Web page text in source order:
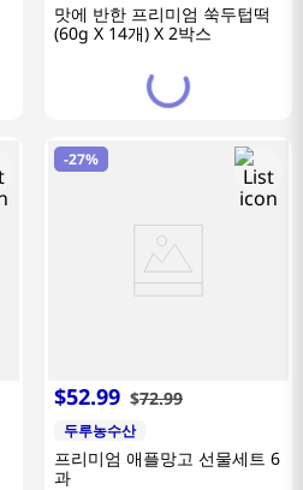
맛에 반한 프리미엄 쑥두텁떡
(60g X 14개) X 2박스
-27%
$52.99 $72.99
두루농수산
프리미엄 애플망고 선물세트 6
과